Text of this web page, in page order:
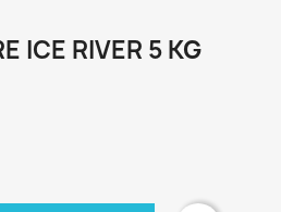
ICE RIVER 5 KG